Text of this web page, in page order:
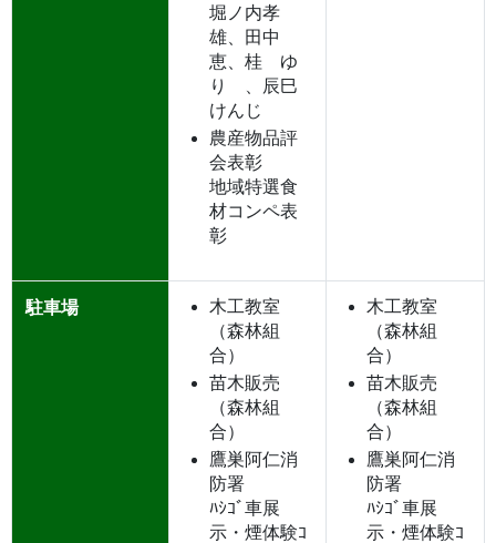
堀ノ内孝
雄、田中
恵、桂 ゆ
り 、辰巳
けんじ
農産物品評
会表彰
地域特選食
材コンペ表
彰
駐車場
木工教室
（森林組
合）
苗木販売
（森林組
合）
鷹巣阿仁消
防署
ﾊｼｺﾞ車展
示・煙体験ｺ
木工教室
（森林組
合）
苗木販売
（森林組
合）
鷹巣阿仁消
防署
ﾊｼｺﾞ車展
示・煙体験ｺ